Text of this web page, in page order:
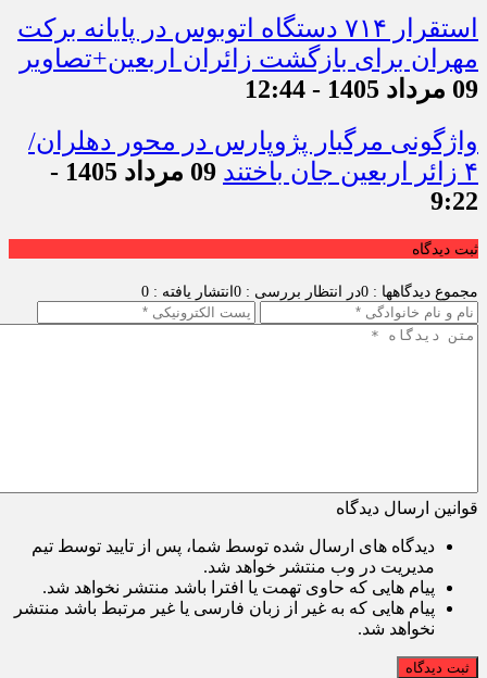
استقرار ۷۱۴ دستگاه اتوبوس در پایانه برکت
مهران برای بازگشت زائران اربعین+تصاویر
09 مرداد 1405 - 12:44
واژگونی مرگبار پژوپارس در محور دهلران/
۴ زائر اربعین جان باختند
09 مرداد 1405 -
9:22
ثبت دیدگاه
مجموع دیدگاهها : 0 در انتظار بررسی : 0 انتشار یافته : 0
قوانین ارسال دیدگاه
دیدگاه های ارسال شده توسط شما، پس از تایید توسط تیم
مدیریت در وب منتشر خواهد شد.
پیام هایی که حاوی تهمت یا افترا باشد منتشر نخواهد شد.
پیام هایی که به غیر از زبان فارسی یا غیر مرتبط باشد منتشر
نخواهد شد.
ثبت دیدگاه